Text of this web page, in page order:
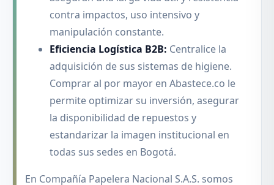
contra impactos, uso intensivo y
manipulación constante.
Eficiencia Logística B2B: Centralice la
adquisición de sus sistemas de higiene.
Comprar al por mayor en Abastece.co le
permite optimizar su inversión, asegurar
la disponibilidad de repuestos y
estandarizar la imagen institucional en
todas sus sedes en Bogotá.
En Compañía Papelera Nacional S.A.S. somos